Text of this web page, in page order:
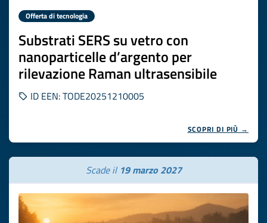
Offerta di tecnologia
Substrati SERS su vetro con
nanoparticelle d’argento per
rilevazione Raman ultrasensibile
ID EEN: TODE20251210005
SCOPRI DI PIÙ →
Scade il 19 marzo 2027